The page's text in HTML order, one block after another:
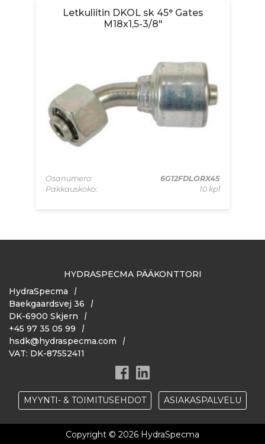
Letkuliitin DKOL sk 45° Gates
M18x1,5-3/8"
Osanumero:
6G12FDLORX45
Pakkauskoko:
10 kpl
HYDRASPECMA PÄÄKONTTORI
HydraSpecma
Baekgaardsvej 36
DK-6900 Skjern
+45 97 35 05 99
hsdk@hydraspecma.com
VAT: DK-87552411
MYYNTI- & TOIMITUSEHDOT ASIAKASPALVELU
Copyright © 2026 HydraSpecma